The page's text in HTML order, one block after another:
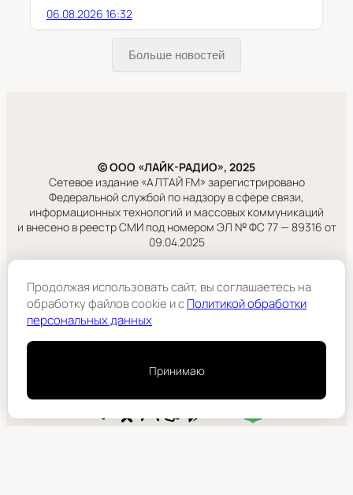
06.08.2026 16:32
Больше новостей
© ООО «ЛАЙК-РАДИО», 2025
Сетевое издание «АЛТАЙ FM» зарегистрировано
Федеральной службой по надзору в сфере связи,
информационных технологий и массовых коммуникаций
и внесено в реестр СМИ под номером ЭЛ № ФС 77 — 89316 от
09.04.2025
Правовая информация
Учредитель:
ООО «ЛАЙК-РАДИО».
Продолжая использовать сайт, вы соглашаетесь на
обработку файлов cookie и cПолитикой обработки
персональных данных
Принимаю